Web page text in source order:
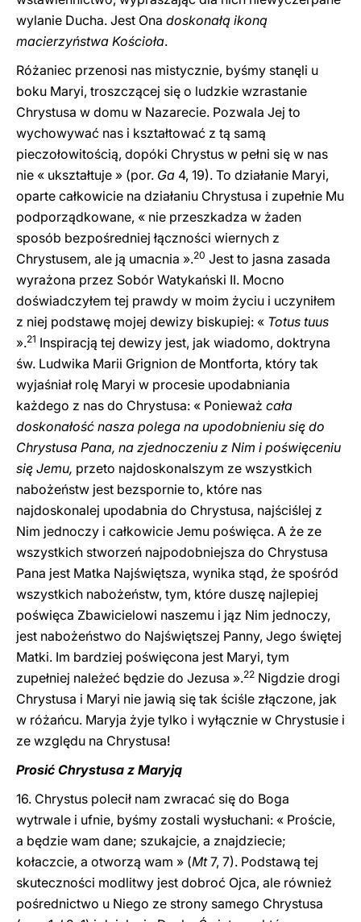
wylanie Ducha. Jest Ona doskonałą ikoną
macierzyństwa Kościoła.
Różaniec przenosi nas mistycznie, byśmy stanęli u
boku Maryi, troszczącej się o ludzkie wzrastanie
Chrystusa w domu w Nazarecie. Pozwala Jej to
wychowywać nas i kształtować z tą samą
pieczołowitością, dopóki Chrystus w pełni się w nas
nie « ukształtuje » (por. Ga 4, 19). To działanie Maryi,
oparte całkowicie na działaniu Chrystusa i zupełnie Mu
podporządkowane, « nie przeszkadza w żaden
sposób bezpośredniej łączności wiernych z
Chrystusem, ale ją umacnia ».20 Jest to jasna zasada
wyrażona przez Sobór Watykański II. Mocno
doświadczyłem tej prawdy w moim życiu i uczyniłem
z niej podstawę mojej dewizy biskupiej: « Totus tuus
».21 Inspiracją tej dewizy jest, jak wiadomo, doktryna
św. Ludwika Marii Grignion de Montforta, który tak
wyjaśniał rolę Maryi w procesie upodabniania
każdego z nas do Chrystusa: « Ponieważ cała
doskonałość nasza polega na upodobnieniu się do
Chrystusa Pana, na zjednoczeniu z Nim i poświęceniu
się Jemu, przeto najdoskonalszym ze wszystkich
nabożeństw jest bezspornie to, które nas
najdoskonalej upodabnia do Chrystusa, najściślej z
Nim jednoczy i całkowicie Jemu poświęca. A że ze
wszystkich stworzeń najpodobniejsza do Chrystusa
Pana jest Matka Najświętsza, wynika stąd, że spośród
wszystkich nabożeństw, tym, które duszę najlepiej
poświęca Zbawicielowi naszemu i jąz Nim jednoczy,
jest nabożeństwo do Najświętszej Panny, Jego świętej
Matki. Im bardziej poświęcona jest Maryi, tym
zupełniej należeć będzie do Jezusa ».22 Nigdzie drogi
Chrystusa i Maryi nie jawią się tak ściśle złączone, jak
w różańcu. Maryja żyje tylko i wyłącznie w Chrystusie i
ze względu na Chrystusa!
Prosić Chrystusa z Maryją
16. Chrystus polecił nam zwracać się do Boga
wytrwale i ufnie, byśmy zostali wysłuchani: « Proście,
a będzie wam dane; szukajcie, a znajdziecie;
kołaczcie, a otworzą wam » (Mt7, 7). Podstawą tej
skuteczności modlitwy jest dobroć Ojca, ale również
pośrednictwo u Niego ze strony samego Chrystusa